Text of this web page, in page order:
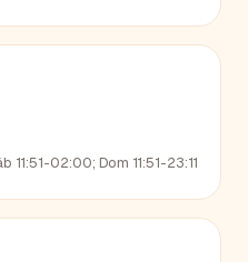
11:51-02:00; Dom 11:51-23:11